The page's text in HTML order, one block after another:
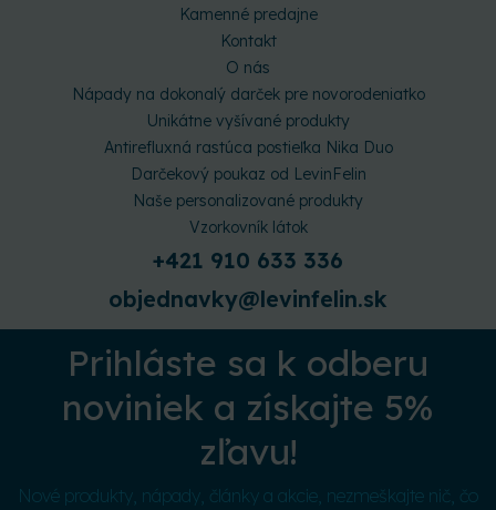
Kamenné predajne
Kontakt
O nás
Nápady na dokonalý darček pre novorodeniatko
Unikátne vyšívané produkty
Antirefluxná rastúca postieľka Nika Duo
Darčekový poukaz od LevinFelin
Naše personalizované produkty
Vzorkovník látok
+421 910 633 336
objednavky@levinfelin.sk
Prihláste sa k odberu
noviniek a získajte 5%
zľavu!
Nové produkty, nápady, články a akcie, nezmeškajte nič, čo